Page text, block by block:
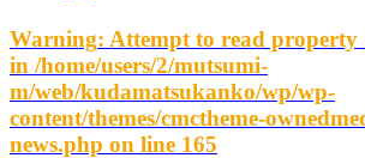
Warning: Attempt to read
in /home/users/2/mutsumi-
m/web/kudamatsukanko/wp/wp-
content/themes/cmctheme-
news.php on line 165